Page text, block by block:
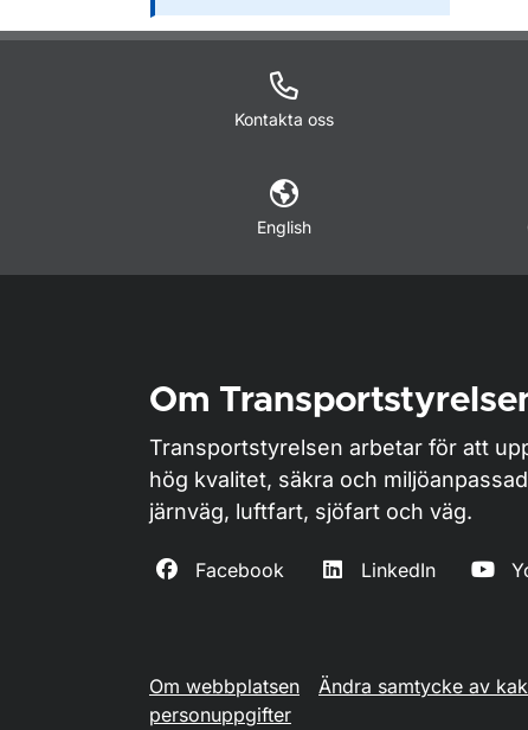
Kontakta oss
English
Om
Transportstyrelsen arbetar för att
hög kvalitet, säkra och
järnväg, luftfart, sjöfart och väg.
Facebook LinkedIn
Om webbplatsen Ändra samtycke av
personuppgifter